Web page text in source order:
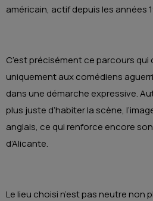
américain, actif depuis les années
C’est précisément ce parcours
uniquement aux comédiens
dans une démarche expressive.
plus juste d’habiter la scène,
anglais, ce qui renforce encore
d’Alicante.
Le lieu choisi n’est pas neutre